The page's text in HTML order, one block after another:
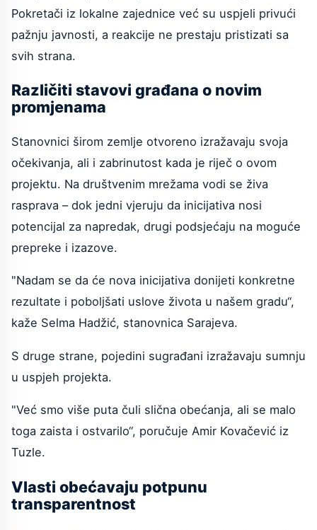
Pokretači iz lokalne zajednice već su uspjeli privući
pažnju javnosti, a reakcije ne prestaju pristizati sa
svih strana.
Različiti stavovi građana o novim
promjenama
Stanovnici širom zemlje otvoreno izražavaju svoja
očekivanja, ali i zabrinutost kada je riječ o ovom
projektu. Na društvenim mrežama vodi se živa
rasprava – dok jedni vjeruju da inicijativa nosi
potencijal za napredak, drugi podsjećaju na moguće
prepreke i izazove.
"Nadam se da će nova inicijativa donijeti konkretne
rezultate i poboljšati uslove života u našem gradu“,
kaže Selma Hadžić, stanovnica Sarajeva.
S druge strane, pojedini sugrađani izražavaju sumnju
u uspjeh projekta.
"Već smo više puta čuli slična obećanja, ali se malo
toga zaista i ostvarilo“, poručuje Amir Kovačević iz
Tuzle.
Vlasti obećavaju potpunu
transparentnost